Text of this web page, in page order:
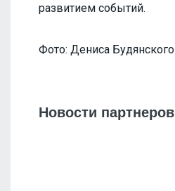
развитием событий.
Фото: Дениса Будянского
Новости партнеров